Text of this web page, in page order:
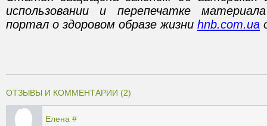
использовании и перепечатке
портал о здоровом образе жизни hnb.com.ua
ОТЗЫВЫ И КОММЕНТАРИИ (2)
Елена #